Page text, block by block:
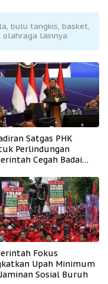
bulu tangkis, basket,
lainnya
Satgas PHK
Perlindungan
Cegah Badai
Fokus
Upah Minimum
Sosial Buruh